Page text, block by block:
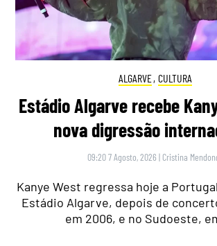
ALGARVE, CULTURA
Estádio Algarve recebe
nova digressão
09:20 7 Agosto, 2026 | Cristina
Kanye West regressa hoje a
Estádio Algarve, depois de
em 2006, e no Sudoeste,